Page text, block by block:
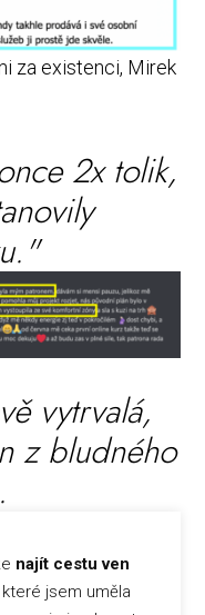
za existenci, Mirek
2x tolik,
vytrvalá,
z bludného
najít cestu ven
které jsem uměla